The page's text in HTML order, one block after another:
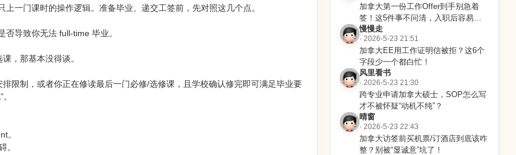
一门课时的操作逻辑。准备毕业、递交工签前，先对照这几个点。
导致你无法 full-time 毕业。
，那基本没得谈。
限制，或者你正在修读最后一门必修/选修课，且学校确认修完即可满足毕业要
。
。
加拿大第一份工作Offer到手别急着
签！这5件事不问清，入职后容易踩
坑
慢慢走
· 2026-5-23 21:51
加拿大EE用工作证明信被拒？这6个
字段少一个都白忙！
风里看书
· 2026-5-23 21:30
跨专业申请加拿大硕士，SOP怎么写
才不被怀疑“动机不纯”？
晴窗
· 2026-5-23 22:43
加拿大访签前买机票/订酒店到底该咋
整？别被“显诚意”坑了！